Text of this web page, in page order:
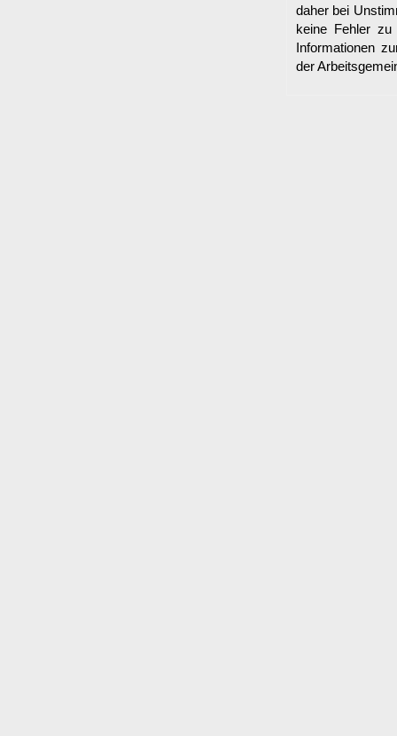
daher bei
keine Fehler
Informationen
der